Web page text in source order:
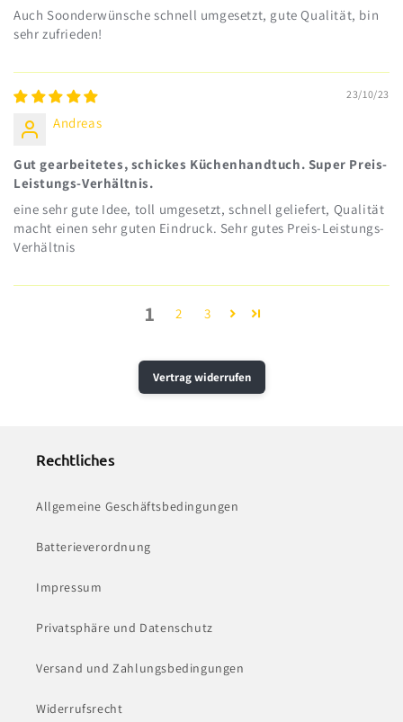
Auch Soonderwünsche schnell umgesetzt, gute Qualität, bin
sehr zufrieden!
23/10/23
Andreas
Gut gearbeitetes, schickes Küchenhandtuch. Super Preis-
Leistungs-Verhältnis.
eine sehr gute Idee, toll umgesetzt, schnell geliefert, Qualität
macht einen sehr guten Eindruck. Sehr gutes Preis-Leistungs-
Verhältnis
1 2 3
Vertrag widerrufen
Rechtliches
Allgemeine Geschäftsbedingungen
Batterieverordnung
Impressum
Privatsphäre und Datenschutz
Versand und Zahlungsbedingungen
Widerrufsrecht